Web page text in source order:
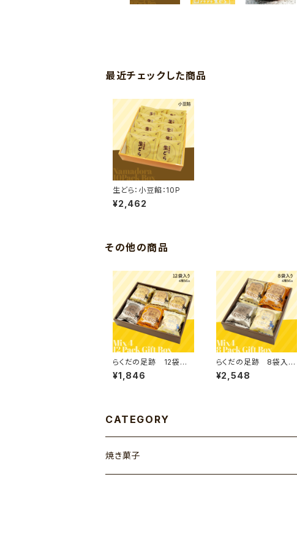
最近チェックした商品
生どら：小豆餡：10P
¥2,462
その他の商品
らくだの足跡 12袋入
り 4種Mix
¥1,846
らくだの足跡 8袋入
り 4種Mix
¥2,548
CATEGORY
焼き菓子